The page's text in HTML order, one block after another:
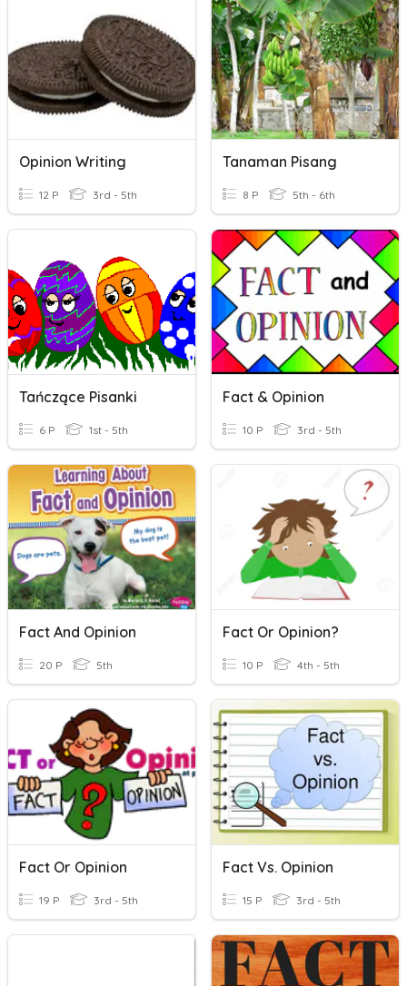
Opinion Writing
12 P 3rd - 5th
Tanaman Pisang
8 P 5th - 6th
Tańczące Pisanki
6 P 1st - 5th
Fact & Opinion
10 P 3rd - 5th
Fact And Opinion
20 P 5th
Fact Or Opinion?
10 P 4th - 5th
Fact Or Opinion
19 P 3rd - 5th
Fact Vs. Opinion
15 P 3rd - 5th